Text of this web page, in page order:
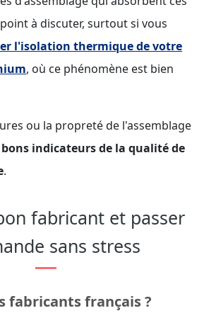
à discuter, surtout si vous
l'isolation thermique de votre
, où ce phénomène est bien
ou la propreté de l'assemblage
bons indicateurs de la qualité de
.
fabricant et passer
sans stress
fabricants français ?